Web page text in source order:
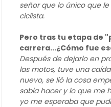
señor que lo único que
ciclista.
Pero tras tu etapa de
carrera...¿Cómo fue
Después de dejarlo en
las motos, tuve una
nuevo, se lió la cosa
sabia hacer y lo que me
yo me esperaba que